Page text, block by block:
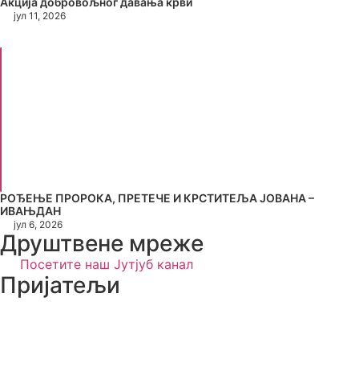
јул 11, 2026
РОЂЕЊЕ ПРОРОКА, ПРЕТЕЧЕ И КРСТИТЕЉА ЈОВАНА –
ИВАЊДАН
јул 6, 2026
Друштвене мреже
Посетите наш Јутјуб канал
Пријатељи